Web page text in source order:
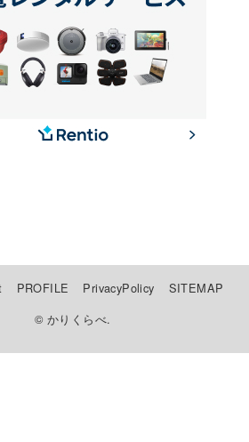
PROFILE PrivacyPolicy
SITEMAP
© かりくらべ.